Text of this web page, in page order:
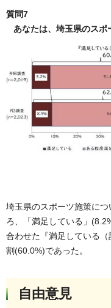
質問7
あなたは、埼玉県のスポ
埼玉県のスポーツ施策に
ろ、「満足している」
合わせた『満足している
割(60.0%)であった。
自由意見